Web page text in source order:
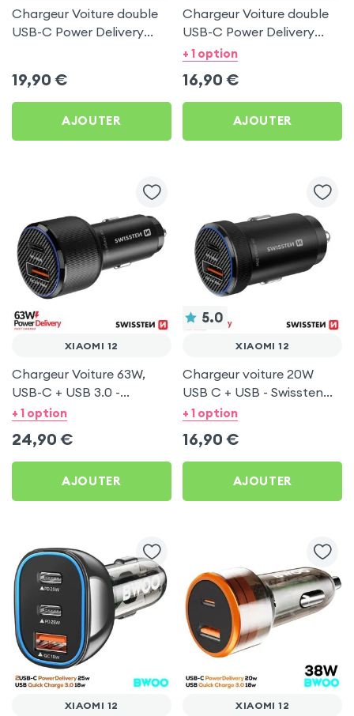
Chargeur Voiture double
USB-C Power Delivery
19,90 €
AJOUTER
Chargeur Voiture double
USB-C Power Delivery
20W - Swissten pour
+ 1 option
16,90 €
AJOUTER
XIAOMI 12
Chargeur Voiture 63W,
USB-C + USB 3.0 -
Swissten pour Xiaomi 12
+ 1 option
24,90 €
AJOUTER
5.0
XIAOMI 12
Chargeur voiture 20W
USB C + USB - Swissten
pour Xiaomi 12
+ 1 option
16,90 €
AJOUTER
XIAOMI 12 XIAOMI 12